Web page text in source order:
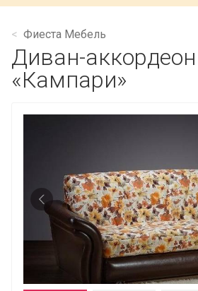
Фиеста Мебель
Диван-аккордеон
«Кампари»